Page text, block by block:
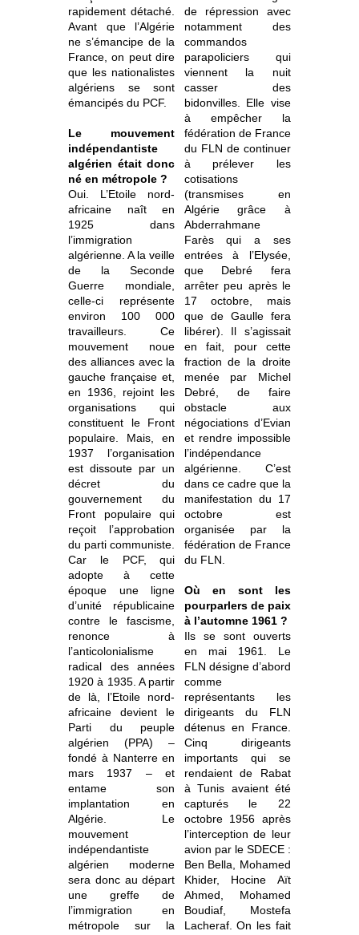
rapidement détaché.
Avant que l’Algérie
ne s’émancipe de la
France, on peut dire
que les nationalistes
algériens se sont
émancipés du PCF.
Le mouvement
indépendantiste
algérien était donc
né en métropole ?
Oui. L’Etoile nord-
africaine naît en
1925 dans
l’immigration
algérienne. A la veille
de la Seconde
Guerre mondiale,
celle-ci représente
environ 100 000
travailleurs. Ce
mouvement noue
des alliances avec la
gauche française et,
en 1936, rejoint les
organisations qui
constituent le Front
populaire. Mais, en
1937 l’organisation
est dissoute par un
décret du
gouvernement du
Front populaire qui
reçoit l’approbation
du parti communiste.
Car le PCF, qui
adopte à cette
époque une ligne
d’unité républicaine
contre le fascisme,
renonce à
l’anticolonialisme
radical des années
1920 à 1935. A partir
de là, l’Etoile nord-
africaine devient le
Parti du peuple
algérien (PPA) –
fondé à Nanterre en
mars 1937 – et
entame son
implantation en
Algérie. Le
mouvement
indépendantiste
algérien moderne
sera donc au départ
une greffe de
l’immigration en
métropole sur la
de répression avec
notamment des
commandos
parapoliciers qui
viennent la nuit
casser des
bidonvilles. Elle vise
à empêcher la
fédération de France
du FLN de continuer
à prélever les
cotisations
(transmises en
Algérie grâce à
Abderrahmane
Farès qui a ses
entrées à l’Elysée,
que Debré fera
arrêter peu après le
17 octobre, mais
que de Gaulle fera
libérer). Il s’agissait
en fait, pour cette
fraction de la droite
menée par Michel
Debré, de faire
obstacle aux
négociations d’Evian
et rendre impossible
l’indépendance
algérienne. C’est
dans ce cadre que la
manifestation du 17
octobre est
organisée par la
fédération de France
du FLN.
Où en sont les
pourparlers de paix
à l’automne 1961 ?
Ils se sont ouverts
en mai 1961. Le
FLN désigne d’abord
comme
représentants les
dirigeants du FLN
détenus en France.
Cinq dirigeants
importants qui se
rendaient de Rabat
à Tunis avaient été
capturés le 22
octobre 1956 après
l’interception de leur
avion par le SDECE :
Ben Bella, Mohamed
Khider, Hocine Aït
Ahmed, Mohamed
Boudiaf, Mostefa
Lacheraf. On les fait